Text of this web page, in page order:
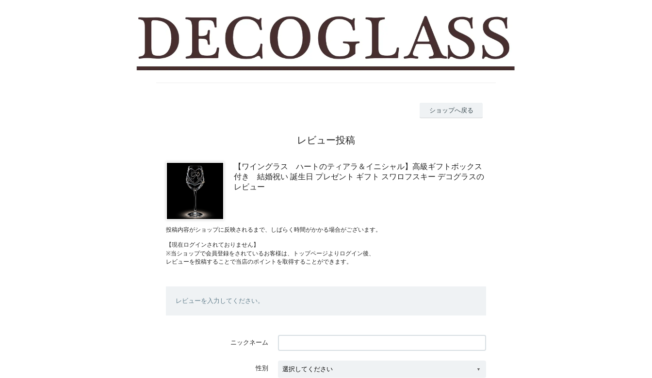
ショップへ戻る
レビュー投稿
【ワイングラス ハートのティアラ＆イニシャル】高級ギフトボックス
付き 結婚祝い 誕生日 プレゼント ギフト スワロフスキー デコグラスの
レビュー
投稿内容がショップに反映されるまで、しばらく時間がかかる場合がございます。
【現在ログインされておりません】
※当ショップで会員登録をされているお客様は、トップページよりログイン後、
レビューを投稿することで当店のポイントを取得することができます。
レビューを入力してください。
ニックネーム
性別